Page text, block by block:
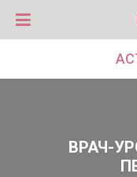
ВРАЧ-